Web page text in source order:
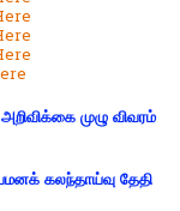
முழு விவரம்
கலந்தாய்வு தேதி